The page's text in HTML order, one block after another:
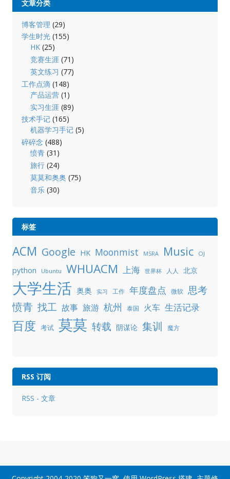
文章分类
博客管理 (29)
学生时光(155)
HK (25)
竞赛生涯 (71)
英文练习 (77)
工作点滴(148)
产品运营 (1)
实习生涯 (89)
技术手记(165)
机器学习手记 (5)
碎碎念 (488)
愤青 (31)
旅行 (24)
莫莫和奥奥 (75)
音乐 (30)
标签
ACM Google HK Moonmist MSRA Music OJ
python Ubuntu WHUACM 上海 世界杯 人人 北京
大学生活 奥奥 实习 工作 年度盘点 微软 思考
愤青 找工 故事 旅游 杭州 泰国 火车 生活记录
百度 考试 莫莫 转载 阴谋论 集训 魔方
RSS 订阅
RSS - 文章